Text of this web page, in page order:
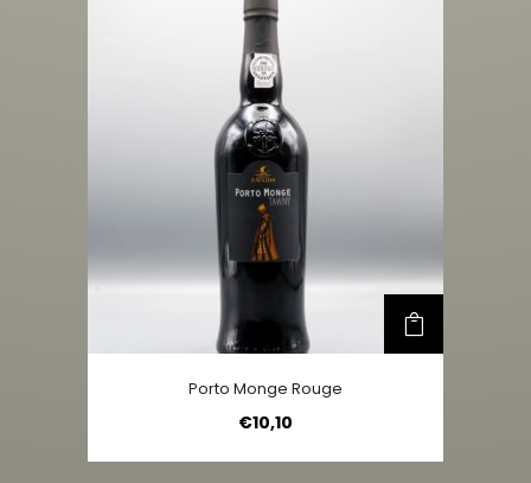
Porto Monge Rouge
€10,10